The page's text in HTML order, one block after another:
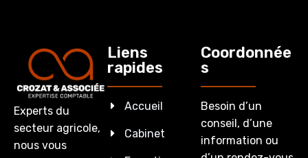
Experts du
secteur agricole,
nous vous
Liens
rapides
Accueil
Cabinet
Coordonnée
s
Besoin d’un
conseil, d’une
information ou